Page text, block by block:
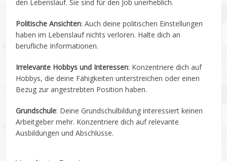
den Lebenslauf. Sie sind für den Job unerheblich.
Politische Ansichten: Auch deine politischen Einstellungen
haben im Lebenslauf nichts verloren. Halte dich an
berufliche Informationen.
Irrelevante Hobbys und Interessen: Konzentriere dich auf
Hobbys, die deine Fähigkeiten unterstreichen oder einen
Bezug zur angestrebten Position haben.
Grundschule: Deine Grundschulbildung interessiert keinen
Arbeitgeber mehr. Konzentriere dich auf relevante
Ausbildungen und Abschlüsse.